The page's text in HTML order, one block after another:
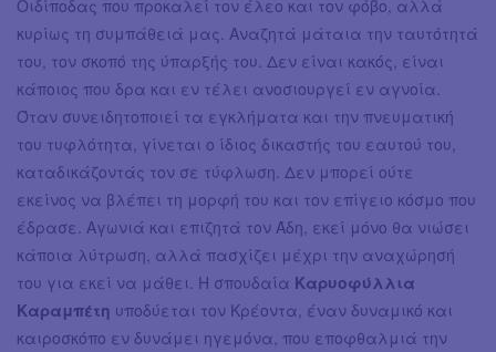
Οιδίποδας που προκαλεί τον έλεο και τον φόβο, αλλά
κυρίως τη συμπάθειά μας. Αναζητά μάταια την ταυτότητά
του, τον σκοπό της ύπαρξής του. Δεν είναι κακός, είναι
κάποιος που δρα και εν τέλει ανοσιουργεί εν αγνοία.
Όταν συνειδητοποιεί τα εγκλήματα και την πνευματική
του τυφλότητα, γίνεται ο ίδιος δικαστής του εαυτού του,
καταδικάζοντάς τον σε τύφλωση. Δεν μπορεί ούτε
εκείνος να βλέπει τη μορφή του και τον επίγειο κόσμο που
έδρασε. Αγωνιά και επιζητά τον Άδη, εκεί μόνο θα νιώσει
κάποια λύτρωση, αλλά πασχίζει μέχρι την αναχώρησή
του για εκεί να μάθει. Η σπουδαία Καρυοφύλλια
Καραμπέτη υποδύεται τον Κρέοντα, έναν δυναμικό και
καιροσκόπο εν δυνάμει ηγεμόνα, που εποφθαλμιά την